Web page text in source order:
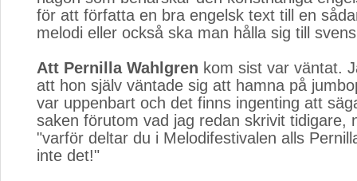
för att författa en bra engelsk text till en
melodi eller också ska man hålla sig till
Att Pernilla Wahlgren kom sist var väntat.
att hon själv väntade sig att hamna på
var uppenbart och det finns ingenting att
saken förutom vad jag redan skrivit tidigare,
"varför deltar du i Melodifestivalen alls
inte det!"